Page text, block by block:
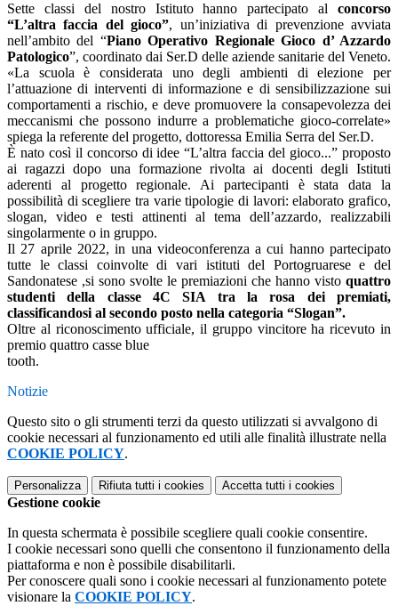
Sette classi del nostro Istituto hanno partecipato al concorso
“L’altra faccia del gioco”, un’iniziativa di prevenzione avviata
nell’ambito del “Piano Operativo Regionale Gioco d’ Azzardo
Patologico”, coordinato dai Ser.D delle aziende sanitarie del Veneto.
«La scuola è considerata uno degli ambienti di elezione per
l’attuazione di interventi di informazione e di sensibilizzazione sui
comportamenti a rischio, e deve promuovere la consapevolezza dei
meccanismi che possono indurre a problematiche gioco-correlate»
spiega la referente del progetto, dottoressa Emilia Serra del Ser.D.
È nato così il concorso di idee “L’altra faccia del gioco...” proposto
ai ragazzi dopo una formazione rivolta ai docenti degli Istituti
aderenti al progetto regionale. Ai partecipanti è stata data la
possibilità di scegliere tra varie tipologie di lavori: elaborato grafico,
slogan, video e testi attinenti al tema dell’azzardo, realizzabili
singolarmente o in gruppo.
Il 27 aprile 2022, in una videoconferenza a cui hanno partecipato
tutte le classi coinvolte di vari istituti del Portogruarese e del
Sandonatese ,si sono svolte le premiazioni che hanno visto quattro
studenti della classe 4C SIA tra la rosa dei premiati,
classificandosi al secondo posto nella categoria “Slogan”.
Oltre al riconoscimento ufficiale, il gruppo vincitore ha ricevuto in
premio quattro casse blue
tooth.
Notizie
Questo sito o gli strumenti terzi da questo utilizzati si avvalgono di
cookie necessari al funzionamento ed utili alle finalità illustrate nella
COOKIE POLICY.
Personalizza Rifiuta tutti i cookies Accetta tutti i cookies
Gestione cookie
In questa schermata è possibile scegliere quali cookie consentire.
I cookie necessari sono quelli che consentono il funzionamento della
piattaforma e non è possibile disabilitarli.
Per conoscere quali sono i cookie necessari al funzionamento potete
visionare la COOKIE POLICY.